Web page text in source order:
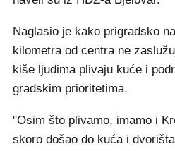
Naglasio je kako prigradsko
kilometra od centra ne
kiše ljudima plivaju kuće i
gradskim prioritetima.
"Osim što plivamo, imamo i
skoro došao do kuća i